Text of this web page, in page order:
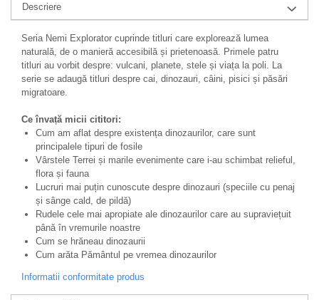
Descriere
Seria Nemi Explorator cuprinde titluri care explorează lumea
naturală, de o manieră accesibilă și prietenoasă. Primele patru
titluri au vorbit despre: vulcani, planete, stele și viața la poli. La
serie se adaugă titluri despre cai, dinozauri, câini, pisici și păsări
migratoare.
Ce învață micii cititori:
Cum am aflat despre existența dinozaurilor, care sunt
principalele tipuri de fosile
Vârstele Terrei și marile evenimente care i-au schimbat relieful,
flora și fauna
Lucruri mai puțin cunoscute despre dinozauri (speciile cu penaj
și sânge cald, de pildă)
Rudele cele mai apropiate ale dinozaurilor care au supraviețuit
până în vremurile noastre
Cum se hrăneau dinozaurii
Cum arăta Pământul pe vremea dinozaurilor
Informatii conformitate produs